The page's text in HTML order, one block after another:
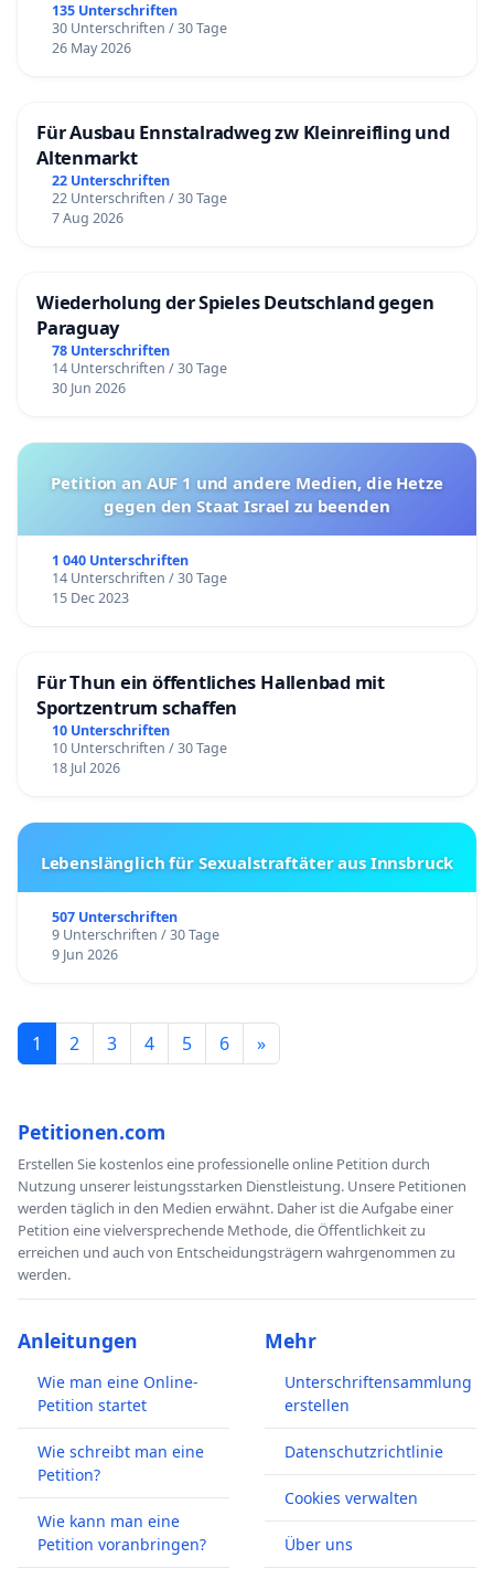
135 Unterschriften
30 Unterschriften / 30 Tage
26 May 2026
Für Ausbau Ennstalradweg zw Kleinreifling und
Altenmarkt
22 Unterschriften
22 Unterschriften / 30 Tage
7 Aug 2026
Wiederholung der Spieles Deutschland gegen
Paraguay
78 Unterschriften
14 Unterschriften / 30 Tage
30 Jun 2026
Petition an AUF 1 und andere Medien, die Hetze
gegen den Staat Israel zu beenden
1 040 Unterschriften
14 Unterschriften / 30 Tage
15 Dec 2023
Für Thun ein öffentliches Hallenbad mit
Sportzentrum schaffen
10 Unterschriften
10 Unterschriften / 30 Tage
18 Jul 2026
Lebenslänglich für Sexualstraftäter aus Innsbruck
507 Unterschriften
9 Unterschriften / 30 Tage
9 Jun 2026
1 2 3 4 5 6 »
Petitionen.com
Erstellen Sie kostenlos eine professionelle online Petition durch
Nutzung unserer leistungsstarken Dienstleistung. Unsere Petitionen
werden täglich in den Medien erwähnt. Daher ist die Aufgabe einer
Petition eine vielversprechende Methode, die Öffentlichkeit zu
erreichen und auch von Entscheidungsträgern wahrgenommen zu
werden.
Anleitungen
Wie man eine Online-
Petition startet
Wie schreibt man eine
Petition?
Wie kann man eine
Petition voranbringen?
Mehr
Unterschriftensammlung
erstellen
Datenschutzrichtlinie
Cookies verwalten
Über uns